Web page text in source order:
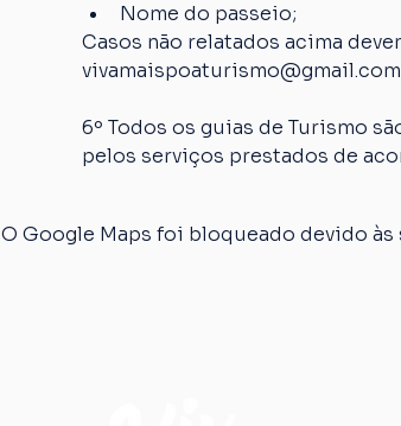
Nome do passeio;
Casos não relatados acima
vivamaispoaturismo@gmail.com
6º Todos os guias de Turismo
pelos serviços prestados de
O Google Maps foi bloqueado devido